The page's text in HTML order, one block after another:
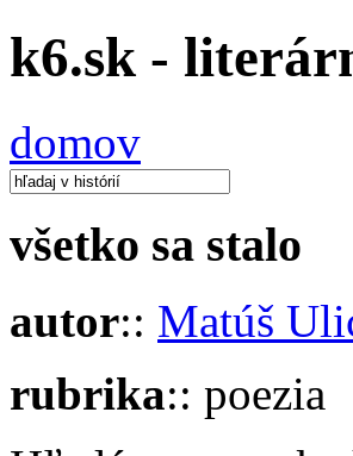
k6.sk -
domov
všetko sa stalo
autor:: Matúš
rubrika:: poezia